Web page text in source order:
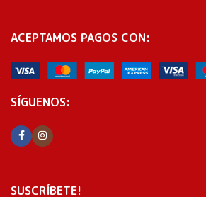
ACEPTAMOS PAGOS CON:
SÍGUENOS:
SUSCRÍBETE!